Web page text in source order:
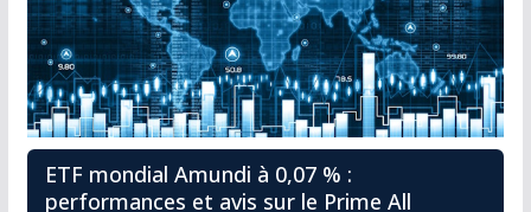
ETF mondial Amundi à 0,07 % :
performances et avis sur le Prime All